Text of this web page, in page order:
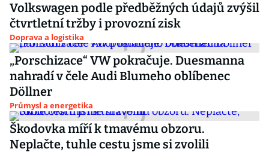
Volkswagen podle předběžných údajů zvýšil
čtvrtletní tržby i provozní zisk
Doprava a logistika
„Porschizace“ VW pokračuje. Duesmanna
nahradí v čele Audi Blumeho oblíbenec
Döllner
Průmysl a energetika
Škodovka míří k tmavému obzoru.
Neplačte, tuhle cestu jsme si zvolili